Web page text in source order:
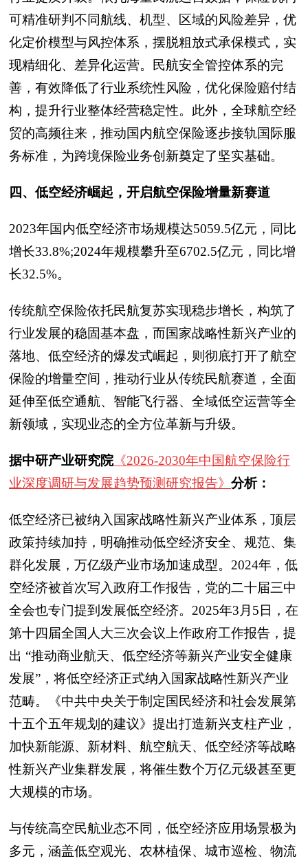
可精准研判不同航线、机型、区域的风险差异，优
化定价模型与风控体系，摆脱粗放式承保模式，实
现精细化、差异化运营。民航安全管控体系的完
善，有效降低了行业系统性风险，优化保险赔付结
构，提升行业整体经营稳定性。此外，全球航空经
贸的高频往来，推动国内航空保险逐步接轨国际服
务标准，为跨境保险业务创新奠定了坚实基础。
四、低空经济崛起，开启航空保险增量新赛道
2023年国内低空经济市场规模达5059.5亿元，同比
增长33.8%;2024年规模攀升至6702.5亿元，同比增
长32.5%。
传统航空保险依托民航复苏实现稳步增长，构筑了
行业发展的稳固基本盘，而国家战略性新兴产业的
落地、低空经济的爆发式崛起，则彻底打开了航空
保险的增量空间，推动行业从传统民航赛道，全面
延伸至低空通航、智能飞行器、全域低空运营等全
新领域，实现业态的全方位革新与升级。
据中研产业研究院《2026-2030年中国航空保险行
业深度调研与发展趋势预测研究报告》 分析：
低空经济已被纳入国家战略性新兴产业体系，顶层
政策持续加持，明确推动低空经济安全、规范、集
群化发展，万亿级产业市场加速成型。2024年，低
空经济被首次写入政府工作报告，党的二十届三中
全会也专门提到发展低空经济。2025年3月5日，在
第十四届全国人大三次会议上作政府工作报告，提
出 “推动商业航天、低空经济等新兴产业安全健康
发展”，将低空经济正式纳入国家战略性新兴产业
范畴。《中共中央关于制定国民经济和社会发展第
十五个五年规划的建议》提出打造新兴支柱产业，
加快新能源、新材料、航空航天、低空经济等战略
性新兴产业集群发展，将催生数个万亿元级甚至更
大规模的市场。
与传统高空民航业态不同，低空经济应用场景极为
多元，涵盖低空观光、农林植保、城市巡检、物流